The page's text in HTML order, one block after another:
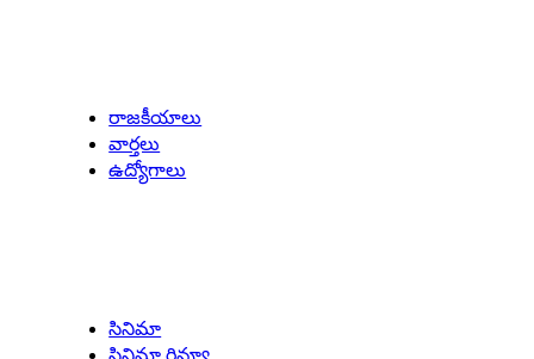
రాజకీయాలు
వార్తలు
ఉద్యోగాలు
సినిమా